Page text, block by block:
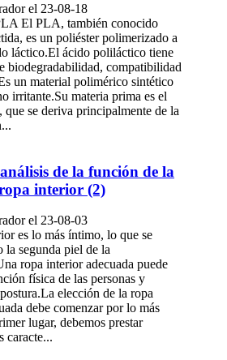
el 23-08-18
El PLA, también conocido
es un poliéster polimerizado a
láctico.El ácido poliláctico tiene
biodegradabilidad, compatibilidad
un material polimérico sintético
irritante.Su materia prima es el
que se deriva principalmente de la
de la función de la
interior (2)
el 23-08-03
es lo más íntimo, lo que se
la segunda piel de la
ropa interior adecuada puede
física de las personas y
elección de la ropa
debe comenzar por lo más
lugar, debemos prestar
caracte...